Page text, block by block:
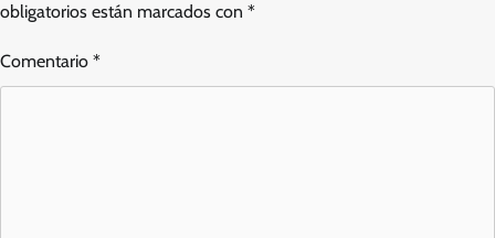
obligatorios están marcados con *
Comentario *